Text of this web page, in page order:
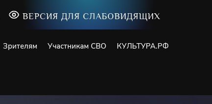
ВЕРСИЯ ДЛЯ СЛАБОВИДЯЩИХ
Зрителям Участникам СВО КУЛЬТУРА.РФ